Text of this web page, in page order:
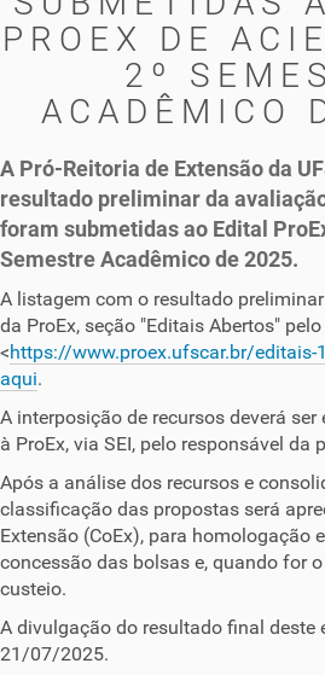
PROEX DE
2º
ACADÊMICO
A Pró-Reitoria de Extensão da
resultado preliminar da
foram submetidas ao Edital
Semestre Acadêmico de 2025.
A listagem com o resultado
da ProEx, seção "Editais Abertos"
<https://www.proex.ufscar.br/editais-
aqui.
A interposição de recursos deverá
à ProEx, via SEI, pelo responsável da
Após a análise dos recursos e
classificação das propostas será
Extensão (CoEx), para homologação
concessão das bolsas e, quando for
custeio.
A divulgação do resultado final deste
21/07/2025.